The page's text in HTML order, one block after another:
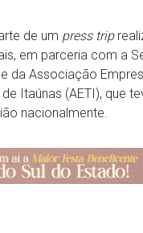
de um press trip
em parceria com a
da Associação
Itaúnas (AETI), que
nacionalmente.